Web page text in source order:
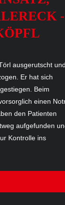
-
ausgerutscht
Er hat sich
Beim
einen
den Patienten
aufgefunden
Kontrolle ins